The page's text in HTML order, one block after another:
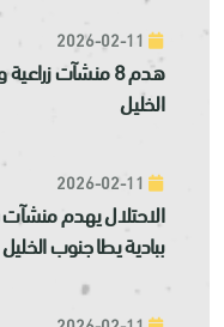
هدم 8 منشآت
الخليل
الاحتلال يهدم
ببادية يطا جنوب الخليل